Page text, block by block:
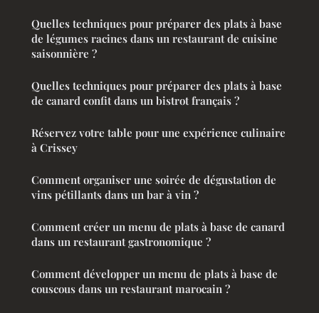
Quelles techniques pour préparer des plats à base
de légumes racines dans un restaurant de cuisine
saisonnière ?
Quelles techniques pour préparer des plats à base
de canard confit dans un bistrot français ?
Réservez votre table pour une expérience culinaire
à Crissey
Comment organiser une soirée de dégustation de
vins pétillants dans un bar à vin ?
Comment créer un menu de plats à base de canard
dans un restaurant gastronomique ?
Comment développer un menu de plats à base de
couscous dans un restaurant marocain ?